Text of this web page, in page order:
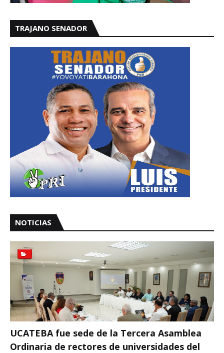
TRAJANO SENADOR
NOTICIAS
UCATEBA fue sede de la Tercera Asamblea
Ordinaria de rectores de universidades del